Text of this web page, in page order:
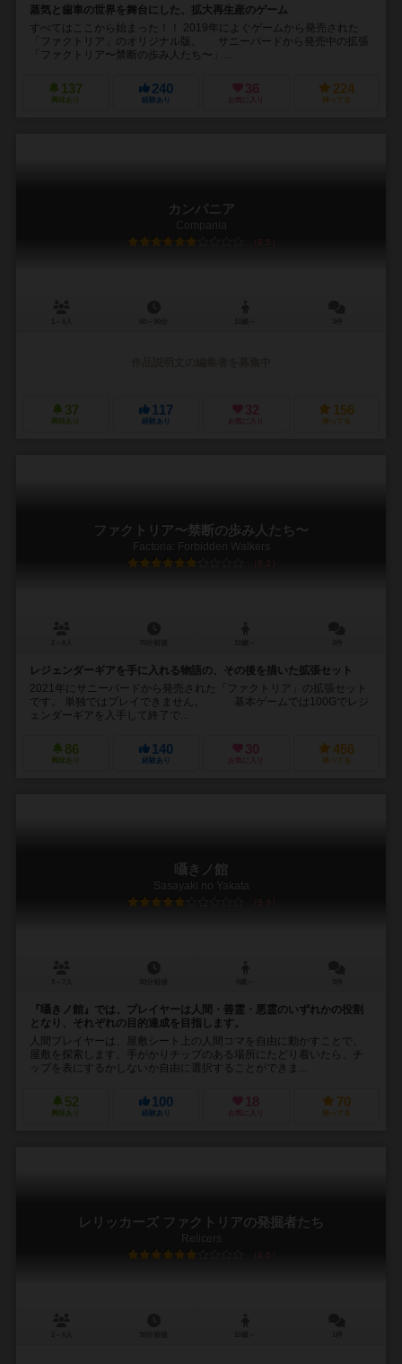
蒸気と歯車の世界を舞台にした、拡大再生産のゲーム
すべてはここから始まった！！ 2019年によぐゲームから発売された
「ファクトリア」のオリジナル版。 サニーバードから発売中の拡張
「ファクトリア〜禁断の歩み人たち〜」...
137
興味あり
240
経験あり
36
お気に入り
224
持ってる
カンパニア
Compania
6.5
37
興味あり
117
経験あり
32
お気に入り
156
持ってる
ファクトリア〜禁断の歩み人たち〜
Factoria: Forbidden Walkers
6.2
レジェンダーギアを手に入れる物語の、その後を描いた拡張セット
2021年にサニーバードから発売された「ファクトリア」の拡張セット
です。 単独ではプレイできません。 基本ゲームでは100Gでレジ
ェンダーギアを入手して終了で...
86
興味あり
140
経験あり
30
お気に入り
456
持ってる
囁きノ館
Sasayaki no Yakata
5.9
『囁きノ館』では、プレイヤーは人間・善霊・悪霊のいずれかの役割
となり、それぞれの目的達成を目指します。
人間プレイヤーは、屋敷シート上の人間コマを自由に動かすことで、
屋敷を探索します。手がかりチップのある場所にたどり着いたら、チ
ップを表にするかしないか自由に選択することができま...
52
興味あり
100
経験あり
18
お気に入り
70
持ってる
レリッカーズ ファクトリアの発掘者たち
Relicers
6.0